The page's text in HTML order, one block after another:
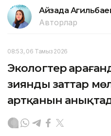
Айзада
Авторлар
08:53, 06 Тамыз 2026
Экологтер
зиянды заттар
артқанын